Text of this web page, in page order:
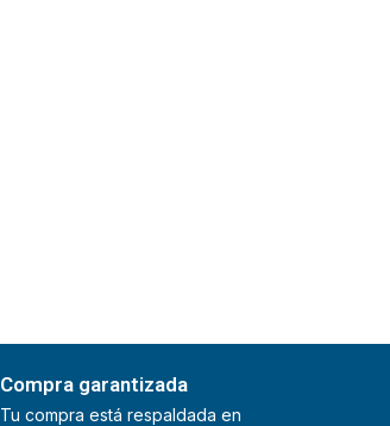
Compra garantizada
Tu compra está respaldada en